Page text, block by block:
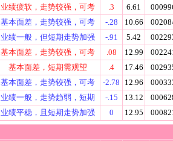
业绩疲软，走势较强，可考 .3 6.61
基本面差，走势较强，可考 -.28 10.66
业绩一般，但短期走势加强 -.91 5.42
基本面差，走势较强，可考 .08 12.99
基本面差，短期需观望 .4 17.46
基本面差，走势较强，可考 -2.78 12.96
业绩一般，走势趋弱，短期 -.15 13.12
业绩平稳，且短期走势加强 0 12.95